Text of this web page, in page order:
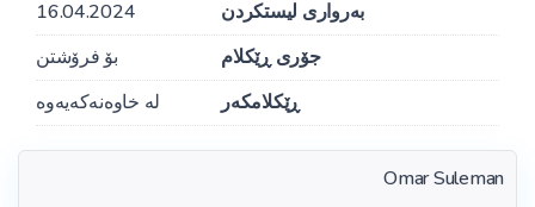
بەرواری لیستکردن
16.04.2024
جۆری ڕێکلام
بۆ فرۆشتن
ڕێکلامکەر
لە خاوەنەکەیەوە
Omar Suleman